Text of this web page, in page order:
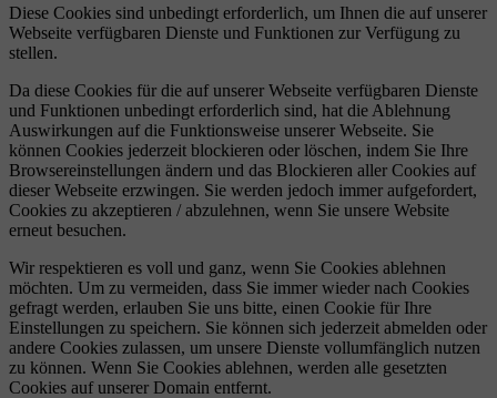
Diese Cookies sind unbedingt erforderlich, um Ihnen die auf unserer
Webseite verfügbaren Dienste und Funktionen zur Verfügung zu
stellen.
Da diese Cookies für die auf unserer Webseite verfügbaren Dienste
und Funktionen unbedingt erforderlich sind, hat die Ablehnung
Auswirkungen auf die Funktionsweise unserer Webseite. Sie
können Cookies jederzeit blockieren oder löschen, indem Sie Ihre
Browsereinstellungen ändern und das Blockieren aller Cookies auf
dieser Webseite erzwingen. Sie werden jedoch immer aufgefordert,
Cookies zu akzeptieren / abzulehnen, wenn Sie unsere Website
erneut besuchen.
Wir respektieren es voll und ganz, wenn Sie Cookies ablehnen
möchten. Um zu vermeiden, dass Sie immer wieder nach Cookies
gefragt werden, erlauben Sie uns bitte, einen Cookie für Ihre
Einstellungen zu speichern. Sie können sich jederzeit abmelden oder
andere Cookies zulassen, um unsere Dienste vollumfänglich nutzen
zu können. Wenn Sie Cookies ablehnen, werden alle gesetzten
Cookies auf unserer Domain entfernt.